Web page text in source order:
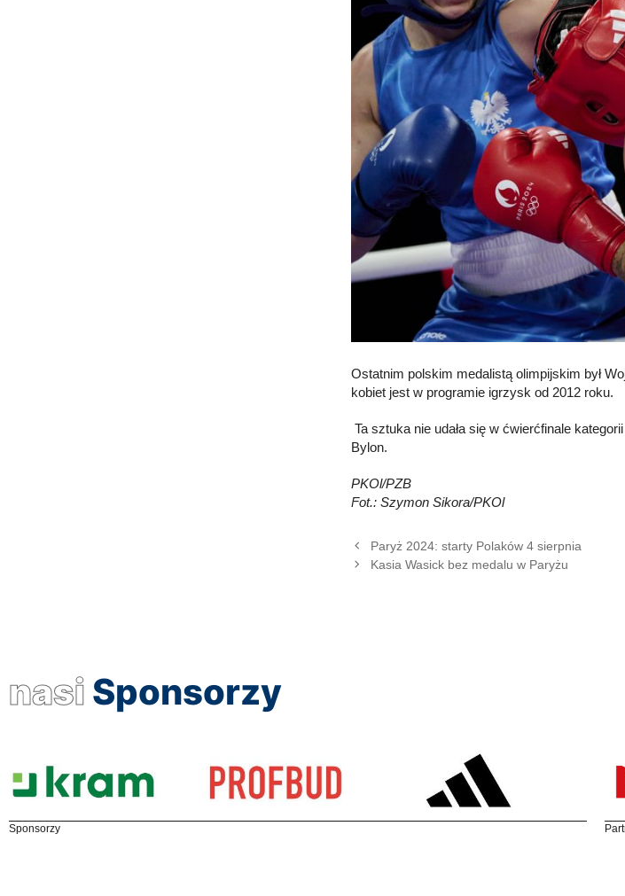
Ostatnim polskim medalistą olimpijskim był
kobiet jest w programie igrzysk od 2012 roku.
Ta sztuka nie udała się w ćwierćfinale
Bylon.
PKOl/PZB
Fot.: Szymon Sikora/PKOl
Paryż 2024: starty Polaków 4 sierpnia
Kasia Wasick bez medalu w Paryżu
nasi Sponsorzy
Sponsorzy